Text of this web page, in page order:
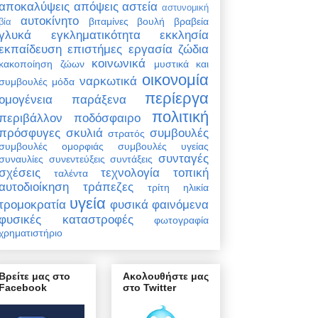
απόψεις αστεία αστυνομική
βία
αυτοκίνητο βιταμίνες βουλή βραβεία
εγκληματικότητα
εκκλησία
επιστήμες εργασία ζώδια
κακοποίηση ζώων κοινωνικά
μυστικά και
μόδα ναρκωτικά οικονομία
παράξενα περίεργα
ποδόσφαιρο πολιτική
σκυλιά στρατός συμβουλές
ομορφιάς
συμβουλές υγείας
συνεντεύξεις συντάξεις συνταγές
ταλέντα τεχνολογία
τοπική
τράπεζες τρίτη ηλικία
υγεία φυσικά φαινόμενα
καταστροφές
φωτογραφία
Βρείτε μας στο
Facebook
Ακολουθήστε μας
στο Twitter